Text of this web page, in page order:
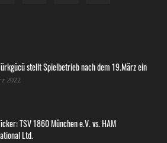
stellt Spielbetrieb nach dem 19.März ein
2022
TSV 1860 München e.V. vs. HAM
Ltd.